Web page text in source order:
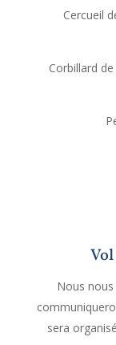
Cercueil
Corbillard
Nous
sera